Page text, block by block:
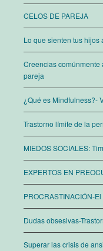
CELOS DE PAREJA
Lo que sienten tus hijos
Creencias comúnmente
pareja
¿Qué es Mindfulness?-
Trastorno límite de la
MIEDOS SOCIALES:
EXPERTOS EN
PROCRASTINACIÓN-
Dudas obsesivas-
Superar las crisis de